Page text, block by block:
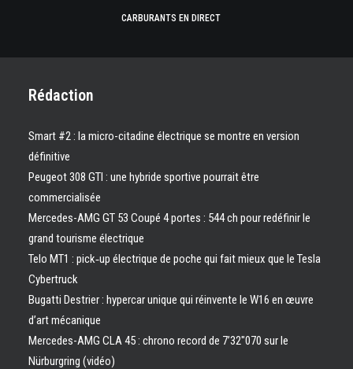
CARBURANTS EN DIRECT
Rédaction
Smart #2 : la micro-citadine électrique se montre en version
définitive
Peugeot 308 GTI : une hybride sportive pourrait être
commercialisée
Mercedes-AMG GT 53 Coupé 4 portes : 544 ch pour redéfinir le
grand tourisme électrique
Telo MT1 : pick‑up électrique de poche qui fait mieux que le Tesla
Cybertruck
Bugatti Destrier : hypercar unique qui réinvente le W16 en œuvre
d’art mécanique
Mercedes-AMG CLA 45 : chrono record de 7’32″070 sur le
Nürburgring (vidéo)